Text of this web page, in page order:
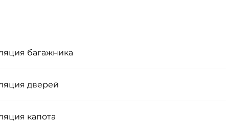
багажника
дверей
капота